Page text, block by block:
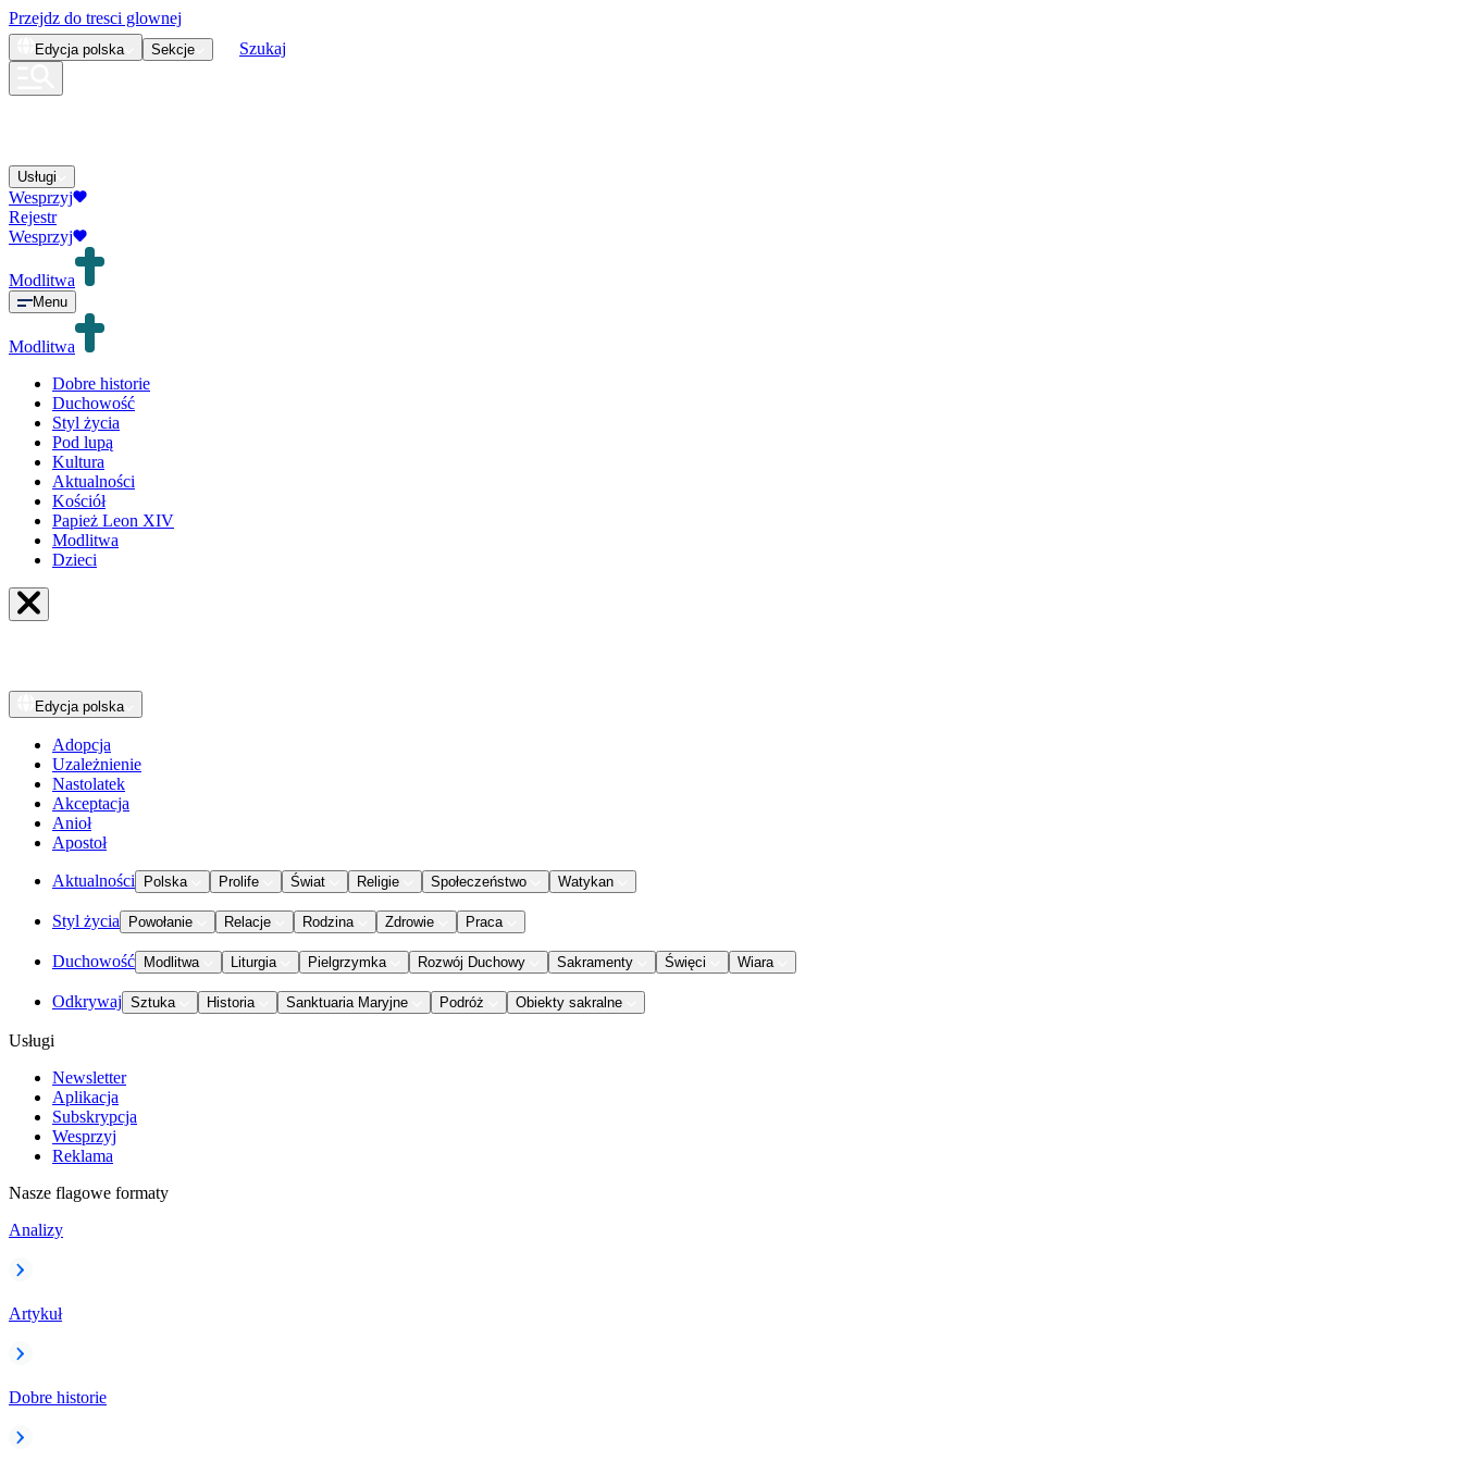
Przejdz do tresci glownej
Edycja polska Sekcje Szukaj
Usługi
Wesprzyj
Rejestr
Wesprzyj
Modlitwa
Menu
Modlitwa
Dobre historie
Duchowość
Styl życia
Pod lupą
Kultura
Aktualności
Kościół
Papież Leon XIV
Modlitwa
Dzieci
Edycja polska
Adopcja
Uzależnienie
Nastolatek
Akceptacja
Anioł
Apostoł
Aktualności Polska Prolife Świat Religie Społeczeństwo Watykan
Styl życia Powołanie Relacje Rodzina Zdrowie Praca
Duchowość Modlitwa Liturgia Pielgrzymka Rozwój Duchowy Sakramenty Święci Wiara
Odkrywaj Sztuka Historia Sanktuaria Maryjne Podróż Obiekty sakralne
Usługi
Newsletter
Aplikacja
Subskrypcja
Wesprzyj
Reklama
Nasze flagowe formaty
Analizy
Artykuł
Dobre historie